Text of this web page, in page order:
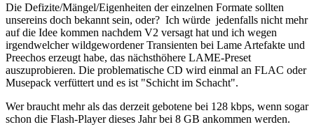
Die Defizite/Mängel/Eigenheiten der einzelnen Formate sollten
unsereins doch bekannt sein, oder? Ich würde jedenfalls nicht mehr
auf die Idee kommen nachdem V2 versagt hat und ich wegen
irgendwelcher wildgewordener Transienten bei Lame Artefakte und
Preechos erzeugt habe, das nächsthöhere LAME-Preset
auszuprobieren. Die problematische CD wird einmal an FLAC oder
Musepack verfüttert und es ist "Schicht im Schacht".
Wer braucht mehr als das derzeit gebotene bei 128 kbps, wenn sogar
schon die Flash-Player dieses Jahr bei 8 GB ankommen werden.